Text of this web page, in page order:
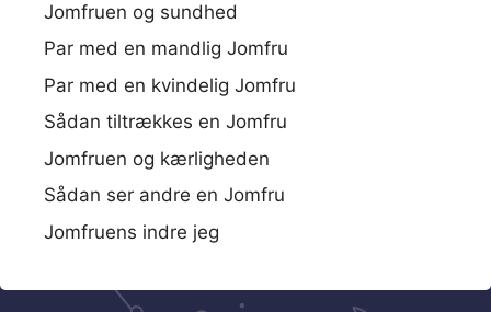
Jomfruen og sundhed
Par med en mandlig Jomfru
Par med en kvindelig Jomfru
Sådan tiltrækkes en Jomfru
Jomfruen og kærligheden
Sådan ser andre en Jomfru
Jomfruens indre jeg